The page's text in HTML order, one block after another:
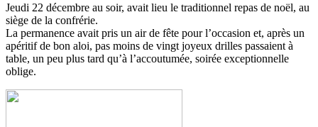
Jeudi 22 décembre au soir, avait lieu le traditionnel repas de noël, au
siège de la confrérie.
La permanence avait pris un air de fête pour l’occasion et, après un
apéritif de bon aloi, pas moins de vingt joyeux drilles passaient à
table, un peu plus tard qu’à l’accoutumée, soirée exceptionnelle
oblige.